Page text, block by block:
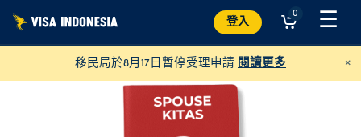
容
登入
0 ☰
移民局於8月17日暫停受理申請 閱讀更多 ×